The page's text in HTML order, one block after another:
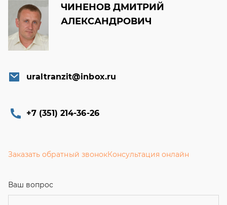
ЧИНЕНОВ ДМИТРИЙ
АЛЕКСАНДРОВИЧ
uraltranzit@inbox.ru
+7 (351) 214-36-26
Заказать обратный звонокКонсультация онлайн
Ваш вопрос